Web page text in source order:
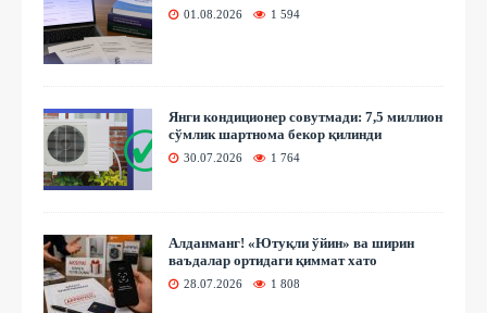
01.08.2026 1 594
Янги кондиционер совутмади: 7,5 миллион
сўмлик шартнома бекор қилинди
30.07.2026 1 764
Алданманг! «Ютуқли ўйин» ва ширин
ваъдалар ортидаги қиммат хато
28.07.2026 1 808